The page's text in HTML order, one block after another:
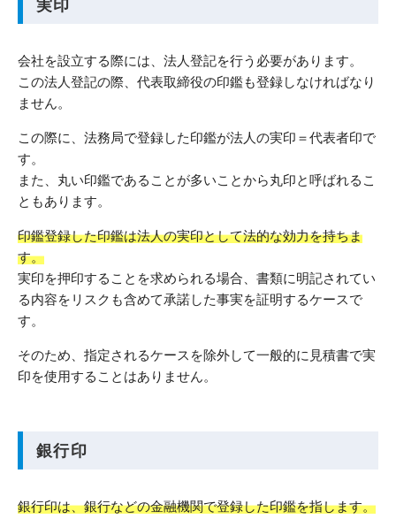
実印
会社を設立する際には、法人登記を行う必要があります。
この法人登記の際、代表取締役の印鑑も登録しなければなり
ません。
この際に、法務局で登録した印鑑が法人の実印＝代表者印で
す。
また、丸い印鑑であることが多いことから丸印と呼ばれるこ
ともあります。
印鑑登録した印鑑は法人の実印として法的な効力を持ちま
す。
実印を押印することを求められる場合、書類に明記されてい
る内容をリスクも含めて承諾した事実を証明するケースで
す。
そのため、指定されるケースを除外して一般的に見積書で実
印を使用することはありません。
銀行印
銀行印は、銀行などの金融機関で登録した印鑑を指します。